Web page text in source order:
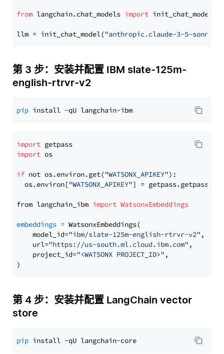
from langchain.chat_models import init_chat_model
llm = init_chat_model("anthropic.claude-3-5-sonnet-
第 3 步：安装并配置 IBM slate-125m-
english-rtrvr-v2
pip
import
import os
if not os.environ.get("WATSONX_APIKEY"):
  os.environ[
"WATSONX_APIKEY"] = getpass.getpass(
from langchain_ibm import WatsonxEmbeddings
embeddings = WatsonxEmbeddings(
    model_id=
"ibm/slate-125m-english-rtrvr-v2" ,
    url=
"https://us-south.ml.cloud.ibm.com" ,
    project_id=
"<WATSONX PROJECT_ID>" ,
第 4 步：安装并配置 LangChain vector
store
pip